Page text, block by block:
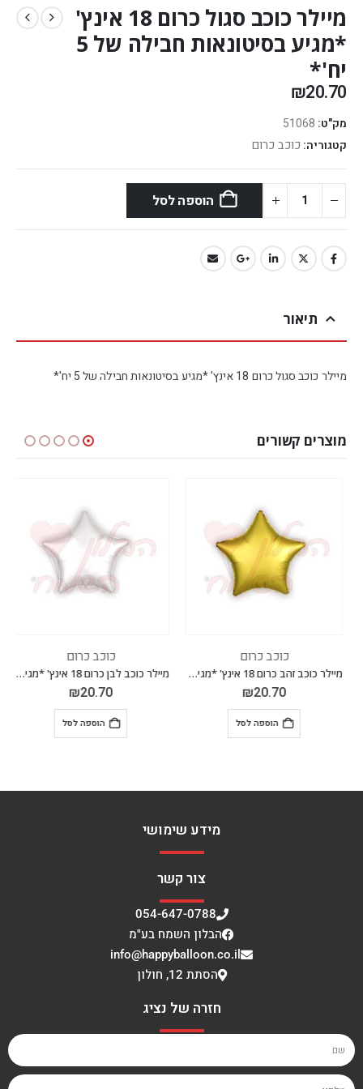
מיילר כוכב סגול כרום 18 אינץ'
*מגיע בסיטונאות חבילה של 5
יח'*
₪20.70
מק"ט: 51068
קטגוריה: כוכב כרום
הוספה לסל
תיאור
מיילר כוכב סגול כרום 18 אינץ' *מגיע בסיטונאות חבילה של 5 יח'*
מוצרים קשורים
כוכב כרום
מיילר כוכב זהב כרום 18 אינץ' *מגיע בסיטונאות חבילה של 5 יח'*
₪20.70
הוספה לסל
כוכב כרום
מיילר כוכב לבן כרום 18 אינץ' *מגיע בסיטונאות חבילה של 5 יח'*
₪20.70
הוספה לסל
מידע שימושי
צור קשר
054-647-0788
הבלון השמח בע"מ
info@happyballoon.co.il
הסתת 12, חולון
חזרה של נציג